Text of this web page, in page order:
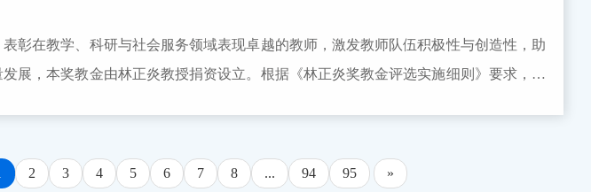
新奖采取推荐制，推荐单位和推荐专家应坚持高标准、严格把关、实事求是、择优推
央管理企业、省属国有企业，医疗卫生机构可自荐申报；2、其他企业及单位需推荐申
管理部门、国家级高新区、经开区、行业协会学会研究会及地方产学研合作促进会
合作促进会科技创新奖申报登记表》《2026年创新人物奖申报表》《2026年创新成果
彰在教学、科研与社会服务领域表现卓越的教师，激发教师队伍积极性与创造性，助
展，本奖教金由林正炎教授捐资设立。根据《林正炎奖教金评选实施细则》要求，现
准则》，忠诚党和人民教育事业，落实立德树人根本任务，师德高尚，潜心教书育人。
2 3 4 5 6 7 8 ... 94 95 »